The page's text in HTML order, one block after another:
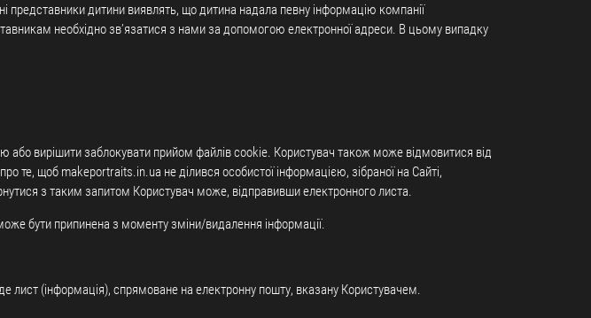
представники дитини виявлять, що дитина надала певну інформацію компанії
необхідно зв’язатися з нами за допомогою електронної адреси. В цьому випадку
вирішити заблокувати прийом файлів cookie. Користувач також може відмовитися від
те, щоб makeportraits.in.ua не ділився особистої інформацією, зібраної на Сайті,
з таким запитом Користувач може, відправивши електронного листа.
бути припинена з моменту зміни/видалення інформації.
лист (інформація), спрямоване на електронну пошту, вказану Користувачем.